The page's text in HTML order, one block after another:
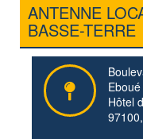
ANTENNE
BASSE-TERRE
Eboué
Hôtel